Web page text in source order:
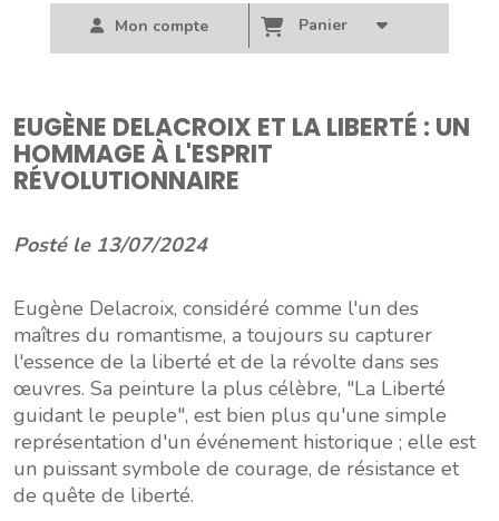
Mon compte Panier
EUGÈNE DELACROIX ET LA LIBERTÉ : UN
HOMMAGE À L'ESPRIT
RÉVOLUTIONNAIRE
Posté le 13/07/2024
Eugène Delacroix, considéré comme l'un des
maîtres du romantisme, a toujours su capturer
l'essence de la liberté et de la révolte dans ses
œuvres. Sa peinture la plus célèbre, "La Liberté
guidant le peuple", est bien plus qu'une simple
représentation d'un événement historique ; elle est
un puissant symbole de courage, de résistance et
de quête de liberté.